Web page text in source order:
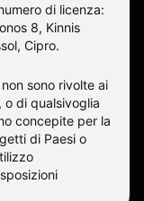
di licenza:
8, Kinnis
Cipro.
sono rivolte ai
o di qualsivoglia
concepite per la
di Paesi o